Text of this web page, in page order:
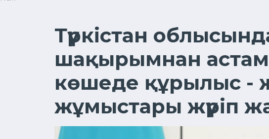
Түркістан
шақырымнан
көшеде құрылыс -
жұмыстары жүріп